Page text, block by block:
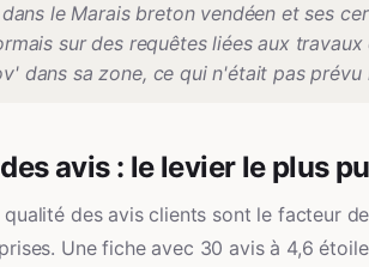
le Marais breton vendéen et ses
sur des requêtes liées aux
dans sa zone, ce qui n'était pas prévu
avis : le levier le plus
des avis clients sont le facteur
Une fiche avec 30 avis à 4,6